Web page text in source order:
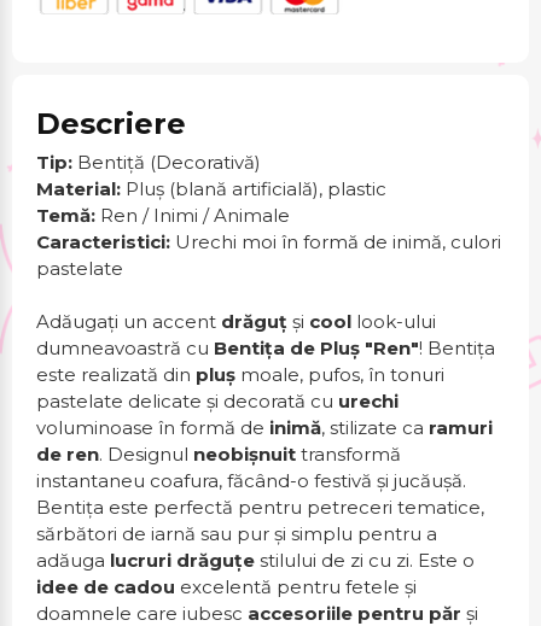
Descriere
Tip: Bentiță (Decorativă)
Material: Pluș (blană artificială), plastic
Temă: Ren / Inimi / Animale
Caracteristici: Urechi moi în formă de inimă, culori
pastelate
Adăugați un accent drăguț și cool look-ului
dumneavoastră cu Bentița de Pluș "Ren"! Bentița
este realizată din pluș moale, pufos, în tonuri
pastelate delicate și decorată cu urechi
voluminoase în formă de inimă, stilizate ca ramuri
de ren. Designul neobișnuit transformă
instantaneu coafura, făcând-o festivă și jucăușă.
Bentița este perfectă pentru petreceri tematice,
sărbători de iarnă sau pur și simplu pentru a
adăuga lucruri drăguțe stilului de zi cu zi. Este o
idee de cadou excelentă pentru fetele și
doamnele care iubesc accesoriile pentru păr și